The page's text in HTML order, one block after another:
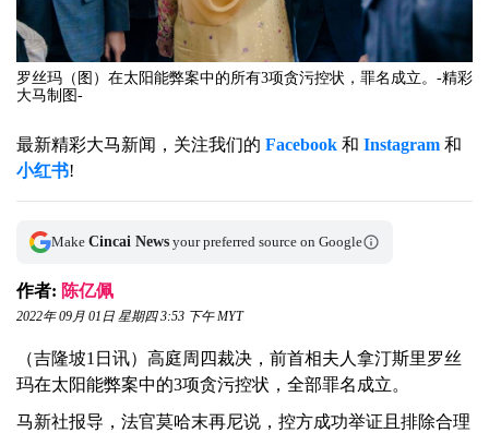
罗丝玛（图）在太阳能弊案中的所有3项贪污控状，罪名成立。-精彩
大马制图-
最新精彩大马新闻，关注我们的 Facebook 和 Instagram 和
小红书!
Make Cincai News your preferred source on Google
作者: 陈亿佩
2022年 09月 01日 星期四 3:53 下午 MYT
（吉隆坡1日讯）高庭周四裁决，前首相夫人拿汀斯里罗丝
玛在太阳能弊案中的3项贪污控状，全部罪名成立。
马新社报导，法官莫哈末再尼说，控方成功举证且排除合理